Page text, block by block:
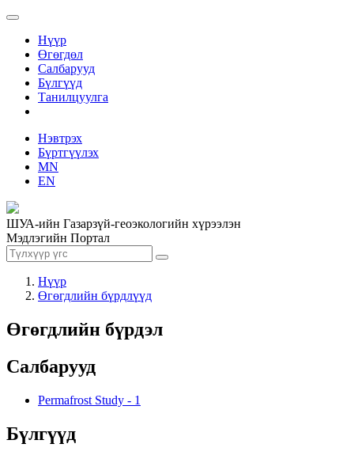
Нүүр
Өгөгдөл
Салбарууд
Бүлгүүд
Танилцуулга
Нэвтрэх
Бүртгүүлэх
MN
EN
ШУА-ийн Газарзүй-геоэкологийн хүрээлэн
Мэдлэгийн Портал
Нүүр
Өгөгдлийн бүрдлүүд
Өгөгдлийн бүрдэл
Салбарууд
Permafrost Study - 1
Бүлгүүд